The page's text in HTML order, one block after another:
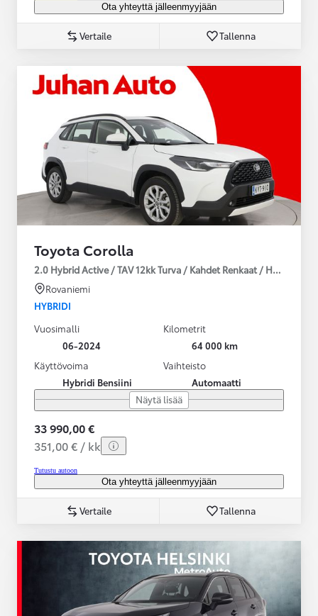
Ota yhteyttä jälleenmyyjään
Vertaile Tallenna
Toyota Corolla
2.0 Hybrid Active / TAV 12kk Turva / Kahdet Renkaat /
Rovaniemi
HYBRIDI
Vuosimalli
06-2024
Kilometrit
64 000 km
Käyttövoima
Hybridi Bensiini
Vaihteisto
Automaatti
Näytä lisää
33 990,00 €
351,00 € / kk
Tutustu autoon
Ota yhteyttä jälleenmyyjään
Vertaile Tallenna